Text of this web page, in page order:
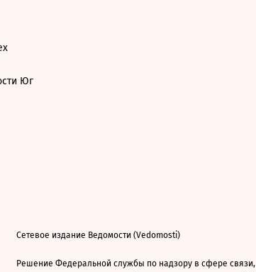
Юг
Сетевое издание Ведомости (Vedomosti)
Решение Федеральной службы по надзору в сфере связи,